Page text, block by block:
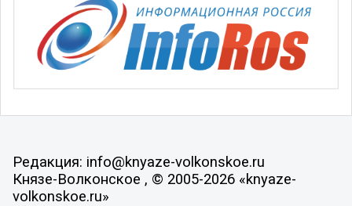
Редакция: info@knyaze-volkonskoe.ru
Князе-Волконское , © 2005-2026 «knyaze-
volkonskoe.ru»